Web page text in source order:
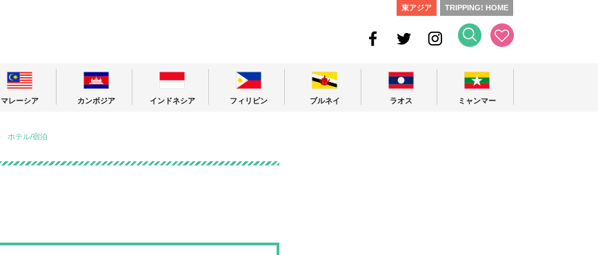
東アジア TRIPPING! HOME
マレーシア カンボジア インドネシア フィリピン ブルネイ ラオス ミャンマー
ホテル/宿泊